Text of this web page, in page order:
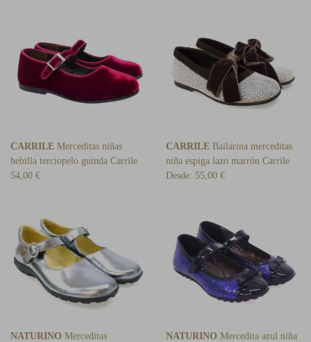
CARRILE Merceditas niñas
hebilla terciopelo guinda Carrile
54,00 €
CARRILE Bailarina merceditas
niña espiga lazo marrón Carrile
Desde: 55,00 €
NATURINO Merceditas
NATURINO Mercedita azul niña